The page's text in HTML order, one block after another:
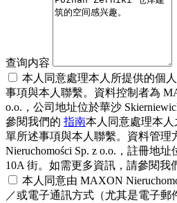
查询内容
本人同意處理本人所提供的個
事項與本人聯繫。資料控制者為
o.o.，公司地址位於華沙
參閱我們的 指南本人同意處理本
單所述事項與本人聯繫。資料管理
Nieruchomości Sp. z o.o.，註冊地
10A 街。如需更多資訊，請參閱我
本人同意由 MAXON
／或電子通訊方式（尤其是電子